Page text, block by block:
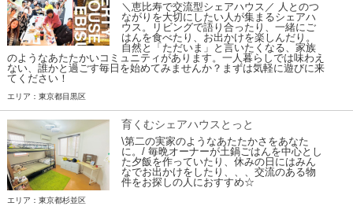
＼恵比寿で交流型シェアハウス／ 人とのつ
ながりを大切にしたい人が集まるシェアハ
ウス。リビングで語り合ったり、一緒にご
はんを食べたり、お出かけを楽しんだり。
自然と「ただいま」と言いたくなる、家族
のようなあたたかいコミュニティがあります。一人暮らしでは味わえ
ない、誰かと過ごす毎日を始めてみませんか？まずは気軽に遊びに来
てください！
エリア：東京都目黒区
育くむシェアハウスとっと
\第二の実家のようなあたたかさをあなた
に。/ 毎晩オーナーが土鍋ごはんを中心とし
た夕飯を作っていたり、休みの日にはみん
なでお出かけをしたり、、、交流のある物
件をお探しの人におすすめ☆
エリア：東京都杉並区